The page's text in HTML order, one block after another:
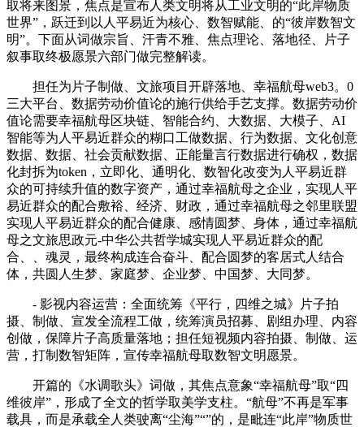
取将来图景，焦点是宣布人类文明将从工业文明的“此岸物质
世界”，跃迁到以人平易近为核心、数智赋能、的“彼岸数智文
明”。下面从词做宗旨、汗青不雅、焦点理论、落地径、片子
叙事取终极愿景六部门做完整解读。
担任为片子制做、文旅项目开辟落地、幸福航母web3。0
三大平台、数据劳动价值论的施行供给手艺支撑。数据劳动价
值论需要幸福航母区块链、智能合约、大数据、大模子、AI
智能等为人平易近群众的糊口工做数据、行为数据、文化创意
数据、数据、社会贡献数据、正能量言行数据进行确权，数据
化封拆为token，立即化、通明化、数智化改变为人平易近群
众的可持续升值的数字资产，通过幸福航母之企业，实现人平
易近群众的配合敷裕、经济、财政，通过幸福航母之邻里联盟
实现人平易近群众的配合健康、感情圆梦、身体，通过幸福航
母之文旅思政元-中华公共哲学城实现人平易近群众的配
合、、魂灵，最终构成连合奋斗、配合圆梦的客居式人结合
体，共圆人生梦、家庭梦、企业梦、中国梦、大同梦。
- 影视内容运营：全面统筹《平行，四维之城》片子拍
摄、制做、宣发全流程工做，统筹演员招募、剧组办理、内容
创做，保障片子高质量落地；担任短视频内容拍摄、制做、运
营，打制数智矩阵，宣传幸福航母取数智文明愿景。
开篇的《水调歌头》词做，其焦点意象“幸福航母”取“四
维彼岸”，形成了全文的哲学取美学支柱。“航母”不再是军事
载具，而是承载全人类驶离“尘海”“”的，是毗连“此岸”物质世